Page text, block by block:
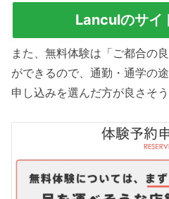
Lanculのサイ
また、無料体験は「ご都合の
ができるので、通勤・通学の
申し込みを選んだ方が良さそう